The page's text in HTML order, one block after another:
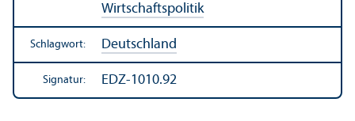
Wirtschafts­politik
Schlagwort: Deutschland
Signatur: EDZ-1010.92